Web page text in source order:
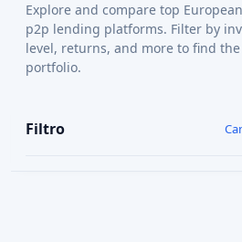
Explore and compare top
p2p lending platforms. Filter by
level, returns, and more to find
portfolio.
Filtro